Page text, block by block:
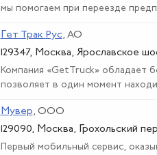
мы помогаем при переезде
Гет Трак Рус, АО
129347, Москва, Ярославское
Компания «GetTruck» обладает
позволяет в один момент
Мувер, ООО
129090, Москва, Грохольский
Первый мобильный сервис,